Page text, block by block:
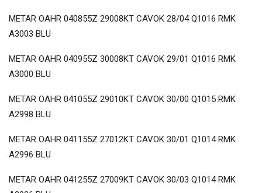
METAR OAHR 040855Z 29008KT CAVOK 28/04 Q1016 RMK
A3003 BLU
METAR OAHR 040955Z 30008KT CAVOK 29/01 Q1016 RMK
A3000 BLU
METAR OAHR 041055Z 29010KT CAVOK 30/00 Q1015 RMK
A2998 BLU
METAR OAHR 041155Z 27012KT CAVOK 30/01 Q1014 RMK
A2996 BLU
METAR OAHR 041255Z 27009KT CAVOK 30/03 Q1014 RMK